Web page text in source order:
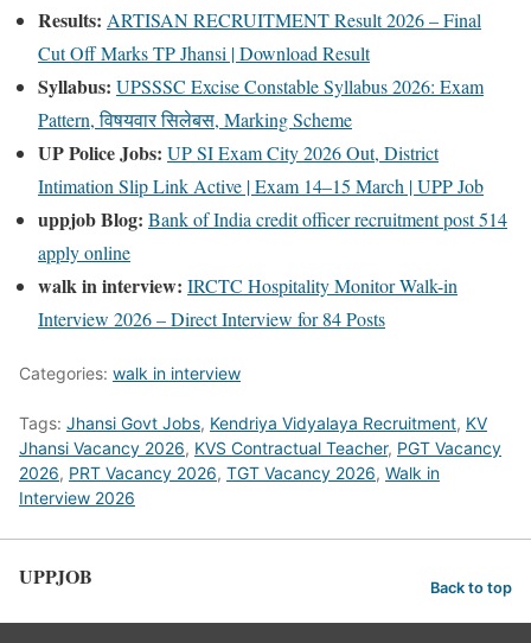
Results: ARTISAN RECRUITMENT Result 2026 – Final
Cut Off Marks TP Jhansi | Download Result
Syllabus: UPSSSC Excise Constable Syllabus 2026: Exam
Pattern, विषयवार सिलेबस, Marking Scheme
UP Police Jobs: UP SI Exam City 2026 Out, District
Intimation Slip Link Active | Exam 14–15 March | UPP Job
uppjob Blog: Bank of India credit officer recruitment post 514
apply online
walk in interview: IRCTC Hospitality Monitor Walk-in
Interview 2026 – Direct Interview for 84 Posts
Categories: walk in interview
Tags: Jhansi Govt Jobs, Kendriya Vidyalaya Recruitment, KV
Jhansi Vacancy 2026, KVS Contractual Teacher, PGT Vacancy
2026, PRT Vacancy 2026, TGT Vacancy 2026, Walk in
Interview 2026
UPPJOB Back to top